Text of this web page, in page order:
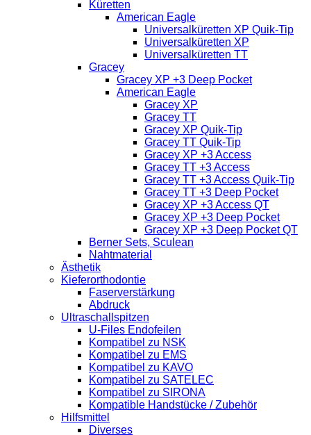
Küretten
American Eagle
Universalküretten XP Quik-Tip
Universalküretten XP
Universalküretten TT
Gracey
Gracey XP +3 Deep Pocket
American Eagle
Gracey XP
Gracey TT
Gracey XP Quik-Tip
Gracey TT Quik-Tip
Gracey XP +3 Access
Gracey TT +3 Access
Gracey TT +3 Access Quik-Tip
Gracey TT +3 Deep Pocket
Gracey XP +3 Access QT
Gracey XP +3 Deep Pocket
Gracey XP +3 Deep Pocket QT
Berner Sets, Sculean
Nahtmaterial
Ästhetik
Kieferorthodontie
Faserverstärkung
Abdruck
Ultraschallspitzen
U-Files Endofeilen
Kompatibel zu NSK
Kompatibel zu EMS
Kompatibel zu KAVO
Kompatibel zu SATELEC
Kompatibel zu SIRONA
Kompatible Handstücke / Zubehör
Hilfsmittel
Diverses